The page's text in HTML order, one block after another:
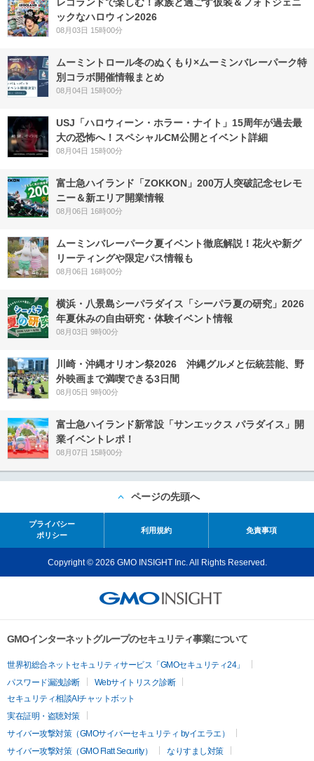
ックなハロウィン2026
08月03日 15時00分
ムーミントロール冬のぬくもり×ムーミンバレーパーク特
別コラボ開催情報まとめ
08月04日 15時00分
USJ「ハロウィーン・ホラー・ナイト」15周年が過去最
大の恐怖へ！スペシャルCM公開とイベント詳細
08月04日 15時00分
富士急ハイランド「ZOKKON」200万人突破記念セレモ
ニー＆新エリア開業情報
08月06日 16時00分
ムーミンバレーパーク夏イベント徹底解説！花火や新グ
リーティングや限定パス情報も
08月06日 16時00分
横浜・八景島シーパラダイス「シーパラ夏の研究」2026
年夏休みの自由研究・体験イベント情報
08月03日 9時00分
川崎・沖縄オリオン祭2026 沖縄グルメと伝統芸能、野
外映画まで満喫できる3日間
08月05日 9時00分
富士急ハイランド新常設「サンエックス パラダイス」開
業イベントレポ！
08月07日 15時00分
ページの先頭へ
プライバシー
ポリシー
利用規約 免責事項
Copyright © 2026 GMO INSIGHT Inc. All Rights Reserved.
GMOインターネットグループのセキュリティ事業について
世界初総合ネットセキュリティサービス「GMOセキュリティ24」
パスワード漏洩診断
Webサイトリスク診断
セキュリティ相談AIチャットボット
実在証明・盗聴対策
サイバー攻撃対策（GMOサイバーセキュリティ byイエラエ）
サイバー攻撃対策（GMO Flatt Security）
なりすまし対策